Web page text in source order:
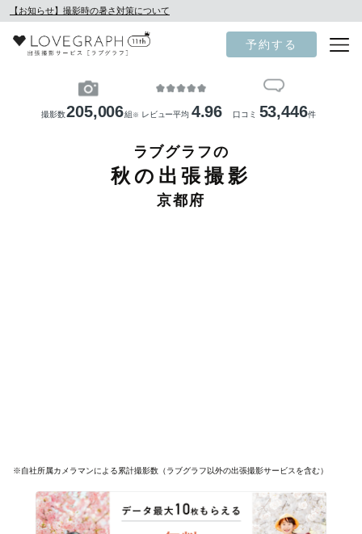
【お知らせ】撮影時の暑さ対策について
予約する
撮影数205,006組 ※ レビュー平均 4.96 口コミ 53,446件
ラブグラフの
秋の出張撮影
京都府
※自社所属カメラマンによる累計撮影数（ラブグラフ以外の出張撮影サービスを含む）